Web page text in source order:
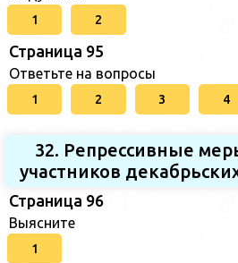
1 2
Страница 95
Ответьте на вопросы
1 2 3 4
32. Репрессивные
участников
Страница 96
Выясните
1